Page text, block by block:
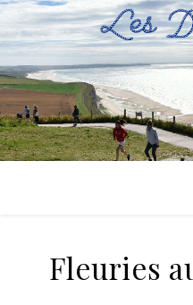
Fleuries